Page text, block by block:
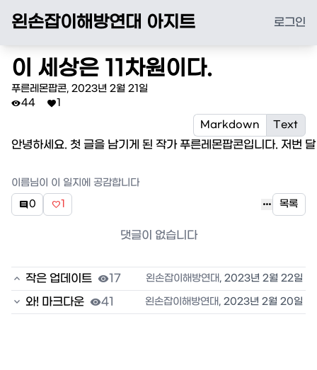
왼손잡이해방연대 아지트 로그인
이 세상은 11차원이다.
푸른레몬팝콘, 2023년 2월 21일
44 1
Markdown
Text
안녕하세요. 첫 글을 남기게 된 작가 푸른레몬팝콘입니다. 저번
이름님이 이 일지에 공감합니다
0 1  목록
댓글이 없습니다
 작은 업데이트 17 왼손잡이해방연대, 2023년 2월 22일
 와! 마크다운 41 왼손잡이해방연대, 2023년 2월 20일